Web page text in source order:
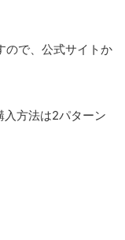
ので、公式サイトか
方法は2パターン